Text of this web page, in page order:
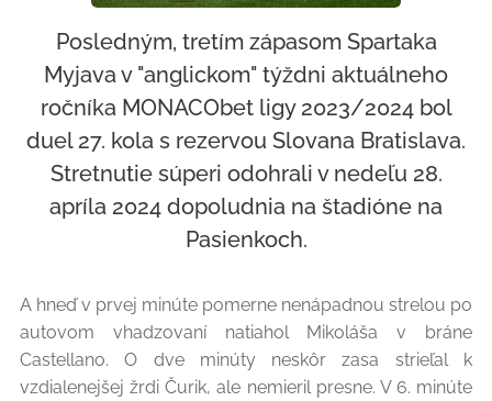
Posledným, tretím zápasom Spartaka
Myjava v "anglickom" týždni aktuálneho
ročníka MONACObet ligy 2023/2024 bol
duel 27. kola s rezervou Slovana Bratislava.
Stretnutie súperi odohrali v nedeľu 28.
apríla 2024 dopoludnia na štadióne na
Pasienkoch.
A hneď v prvej minúte pomerne nenápadnou strelou po
autovom vhadzovaní natiahol Mikoláša v bráne
Castellano. O dve minúty neskôr zasa strieľal k
vzdialenejšej žrdi Čurik, ale nemieril presne. V 6. minúte